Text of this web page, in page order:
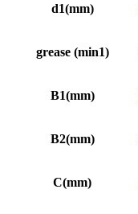
d1(mm)
grease (min1)
B1(mm)
B2(mm)
C(mm)